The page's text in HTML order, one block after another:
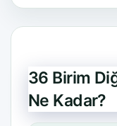
36 Birim
Ne Kadar?